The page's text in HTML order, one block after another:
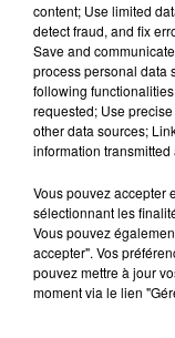
7 août 2026
NOS IDÉES DE
Comme tous les
rendez-vous à ne
envie de voyager à
content; Use limited
detect fraud, and fix
Save and
process personal data
following
requested; Use
other data sources;
information transmitted
Vous pouvez accepter
sélectionnant les
Vous pouvez
accepter". Vos
pouvez mettre à jour
moment via le lien